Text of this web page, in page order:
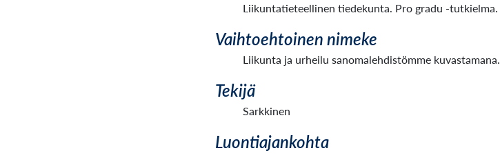
Liikuntatieteellinen tiedekunta. Pro gradu -tutkielma.
Vaihtoehtoinen nimeke
Liikunta ja urheilu sanomalehdistömme kuvastamana.
Tekijä
Sarkkinen
Luontiajankohta